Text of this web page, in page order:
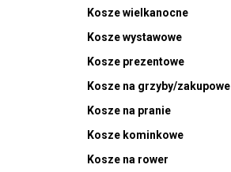
Kosze wielkanocne
Kosze wystawowe
Kosze prezentowe
Kosze na grzyby/zakupowe
Kosze na pranie
Kosze kominkowe
Kosze na rower